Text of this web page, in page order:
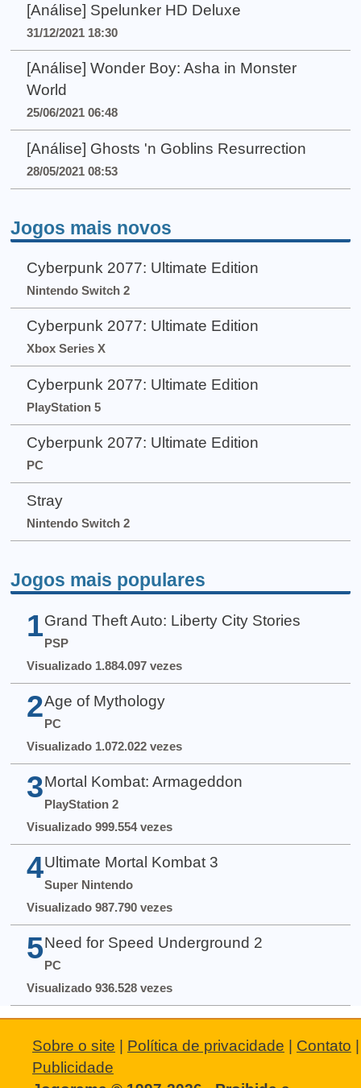
[Análise] Spelunker HD Deluxe
31/12/2021 18:30
[Análise] Wonder Boy: Asha in Monster
World
25/06/2021 06:48
[Análise] Ghosts 'n Goblins Resurrection
28/05/2021 08:53
Jogos mais novos
Cyberpunk 2077: Ultimate Edition
Nintendo Switch 2
Cyberpunk 2077: Ultimate Edition
Xbox Series X
Cyberpunk 2077: Ultimate Edition
PlayStation 5
Cyberpunk 2077: Ultimate Edition
PC
Stray
Nintendo Switch 2
Jogos mais populares
1 Grand Theft Auto: Liberty City Stories
PSP
Visualizado 1.884.097 vezes
2 Age of Mythology
PC
Visualizado 1.072.022 vezes
3 Mortal Kombat: Armageddon
PlayStation 2
Visualizado 999.554 vezes
4 Ultimate Mortal Kombat 3
Super Nintendo
Visualizado 987.790 vezes
5 Need for Speed Underground 2
PC
Visualizado 936.528 vezes
Sobre o site Política de privacidade Contato
Publicidade